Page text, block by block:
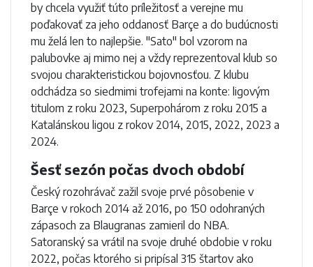
by chcela využiť túto príležitosť a verejne mu
poďakovať za jeho oddanosť Barçe a do budúcnosti
mu želá len to najlepšie. "Sato" bol vzorom na
palubovke aj mimo nej a vždy reprezentoval klub so
svojou charakteristickou bojovnosťou. Z klubu
odchádza so siedmimi trofejami na konte: ligovým
titulom z roku 2023, Superpohárom z roku 2015 a
Katalánskou ligou z rokov 2014, 2015, 2022, 2023 a
2024.
Šesť sezón počas dvoch období
Český rozohrávač zažil svoje prvé pôsobenie v
Barçe v rokoch 2014 až 2016, po 150 odohraných
zápasoch za Blaugranas zamieril do NBA.
Satoranský sa vrátil na svoje druhé obdobie v roku
2022, počas ktorého si pripísal 315 štartov ako